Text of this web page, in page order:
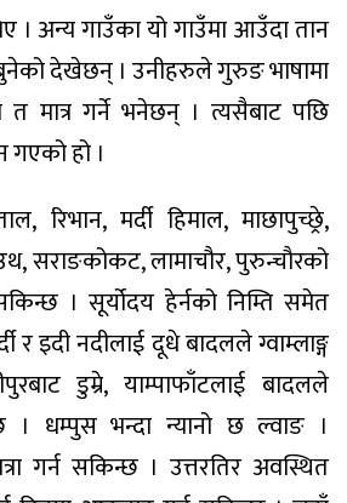
। अन्य गाउँका यो गाउँमा आउँदा तान
देखेछन् । उनीहरुले गुरुङ भाषामा
त मात्र गर्ने भनेछन् । त्यसैबाट पछि
हो ।
रिभान, मर्दी हिमाल, माछापुच्छ्रे,
सराङकोकट, लामाचौर, पुरुन्चौरको
। सूर्योदय हेर्नको निम्ति समेत
र इदी नदीलाई दूधे बादलले ग्वाम्लाङ्ग
डुम्रे, याम्पाफाँटलाई बादलले
धम्पुस भन्दा न्यानो छ ल्वाङ ।
गर्न सकिन्छ । उत्तरतिर अवस्थित